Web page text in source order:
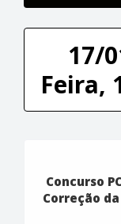
17/
Feira,
Concurso
Correção